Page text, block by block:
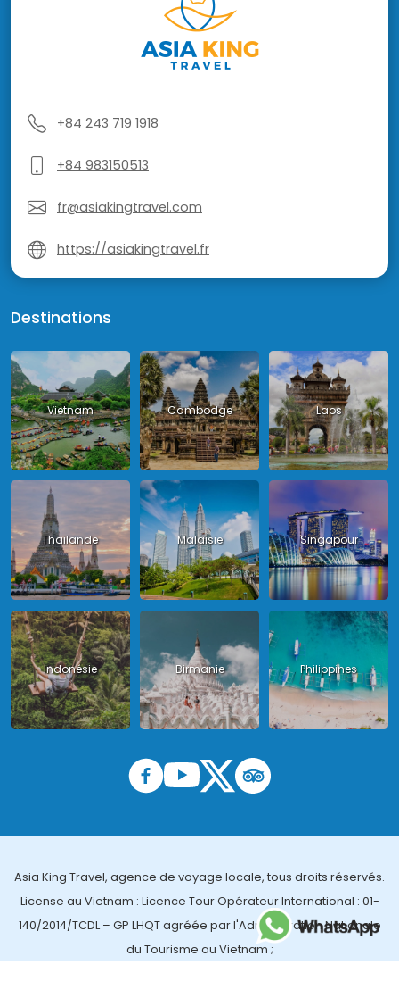
+84 243 719 1918
+84 983150513
fr@asiakingtravel.com
https://asiakingtravel.fr
Destinations
Vietnam Cambodge Laos
Thailande Malaisie Singapour
Indonésie Birmanie Philippines
Asia King Travel, agence de voyage locale, tous droits réservés.
License au Vietnam : Licence Tour Opérateur International : 01-
140/2014/TCDL – GP LHQT agréée par l'Administration Nationale
du Tourisme au Vietnam ;